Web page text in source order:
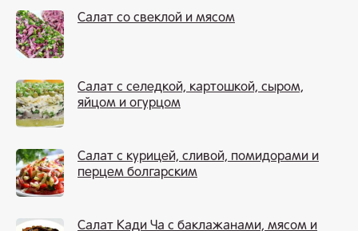
Салат со свеклой и мясом
Салат с селедкой, картошкой, сыром,
яйцом и огурцом
Салат с курицей, сливой, помидорами и
перцем болгарским
Салат Кади Ча с баклажанами, мясом и